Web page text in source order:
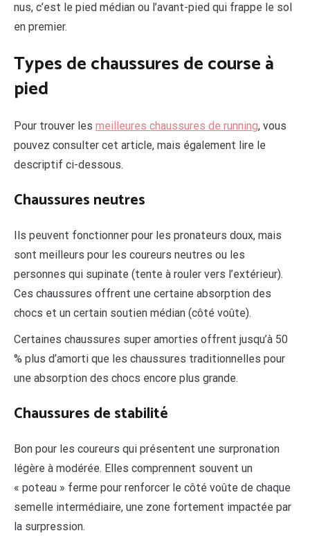
nus, c’est le pied médian ou l’avant-pied qui frappe le sol
en premier.
Types de chaussures de course à
pied
Pour trouver les meilleures chaussures de running, vous
pouvez consulter cet article, mais également lire le
descriptif ci-dessous.
Chaussures neutres
Ils peuvent fonctionner pour les pronateurs doux, mais
sont meilleurs pour les coureurs neutres ou les
personnes qui supinate (tente à rouler vers l’extérieur).
Ces chaussures offrent une certaine absorption des
chocs et un certain soutien médian (côté voûte).
Certaines chaussures super amorties offrent jusqu’à 50
% plus d’amorti que les chaussures traditionnelles pour
une absorption des chocs encore plus grande.
Chaussures de stabilité
Bon pour les coureurs qui présentent une surpronation
légère à modérée. Elles comprennent souvent un
« poteau » ferme pour renforcer le côté voûte de chaque
semelle intermédiaire, une zone fortement impactée par
la surpression.